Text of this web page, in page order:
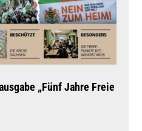
„Fünf Jahre Freie